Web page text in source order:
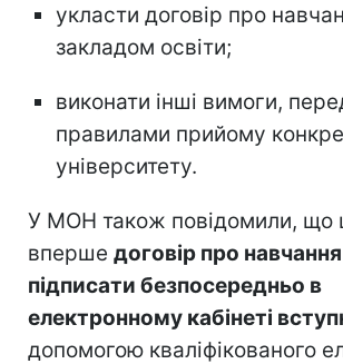
укласти договір про
закладом освіти;
виконати інші вимоги,
правилами прийому
університету.
У МОН також повідомили, що
вперше договір про
підписати безпосередньо в
електронному кабінеті
допомогою кваліфікованого